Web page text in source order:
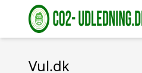
Vul.dk